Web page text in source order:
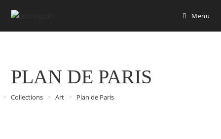
Menu
PLAN DE PARIS
> Collections > Art > Plan de Paris